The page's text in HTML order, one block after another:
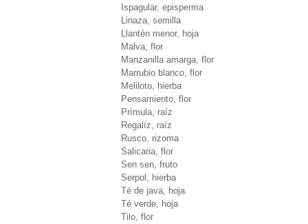
Ispagular, episperma
Linaza, semilla
Llantén menor, hoja
Malva, flor
Manzanilla amarga, flor
Marrubio blanco, flor
Meliloto, hierba
Pensamiento, flor
Prímula, raíz
Regalíz, raíz
Rusco, rizoma
Salicaria, flor
Sen sen, fruto
Serpol, hierba
Té de java, hoja
Té verde, hoja
Tilo, flor